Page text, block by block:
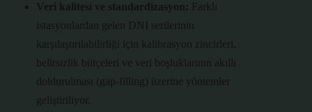
Veri kalitesi ve standardizasyon: Farklı
istasyonlardan gelen DNI serilerinin
karşılaştırılabilirliği
için kalibrasyon zincirleri,
belirsizlik bütçeleri ve veri boşluklarının akıllı
doldurulması (gap-filling) üzerine yöntemler
geliştiriliyor.